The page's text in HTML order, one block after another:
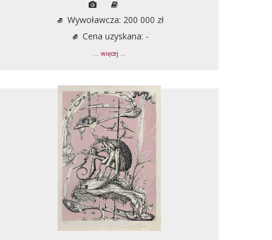
Wywoławcza: 200 000 zł
Cena uzyskana: -
... więcej ...